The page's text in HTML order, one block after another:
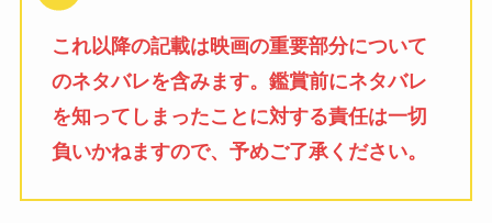
これ以降の記載は映画の重要部分について
のネタバレを含みます。鑑賞前にネタバレ
を知ってしまったことに対する責任は一切
負いかねますので、予めご了承ください。